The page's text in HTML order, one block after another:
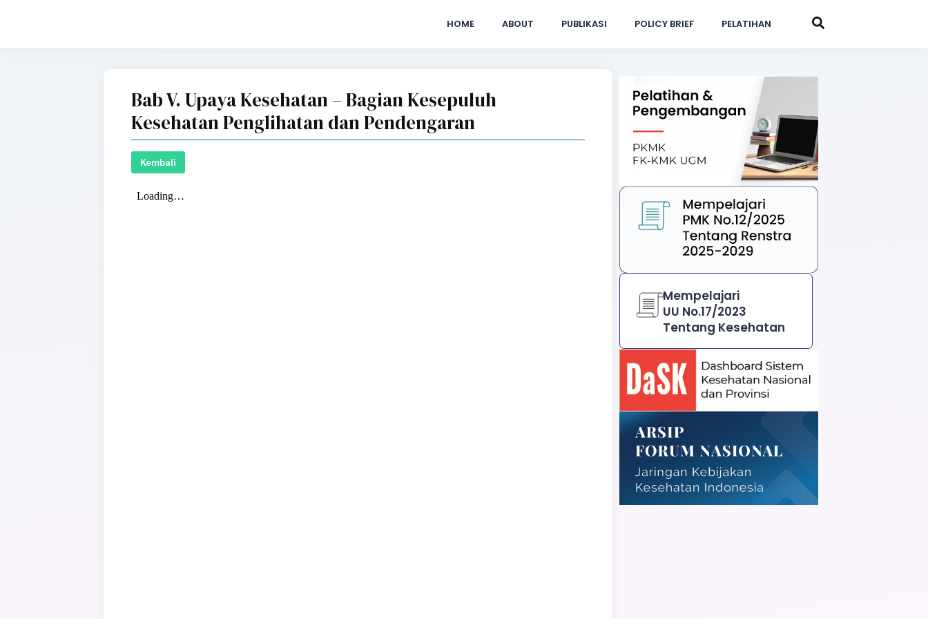
HOME ABOUT PUBLIKASI POLICY BRIEF PELATIHAN
Bab V. Upaya Kesehatan – Bagian Kesepuluh
Kesehatan Penglihatan dan Pendengaran
Kembali
Mempelajari
UU No.17/2023
Tentang Kesehatan